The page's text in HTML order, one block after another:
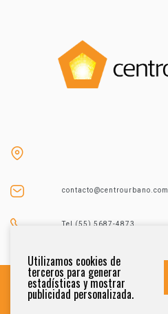
contacto@centrourbano.com
Tel (55) 5687-4873
Utilizamos cookies de
terceros para generar
estadísticas y mostrar
publicidad personalizada.